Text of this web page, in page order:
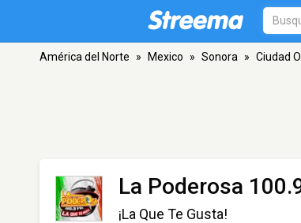
América del Norte » Mexico » Sonora » Ciudad
La Poderosa
¡La Que Te Gusta!